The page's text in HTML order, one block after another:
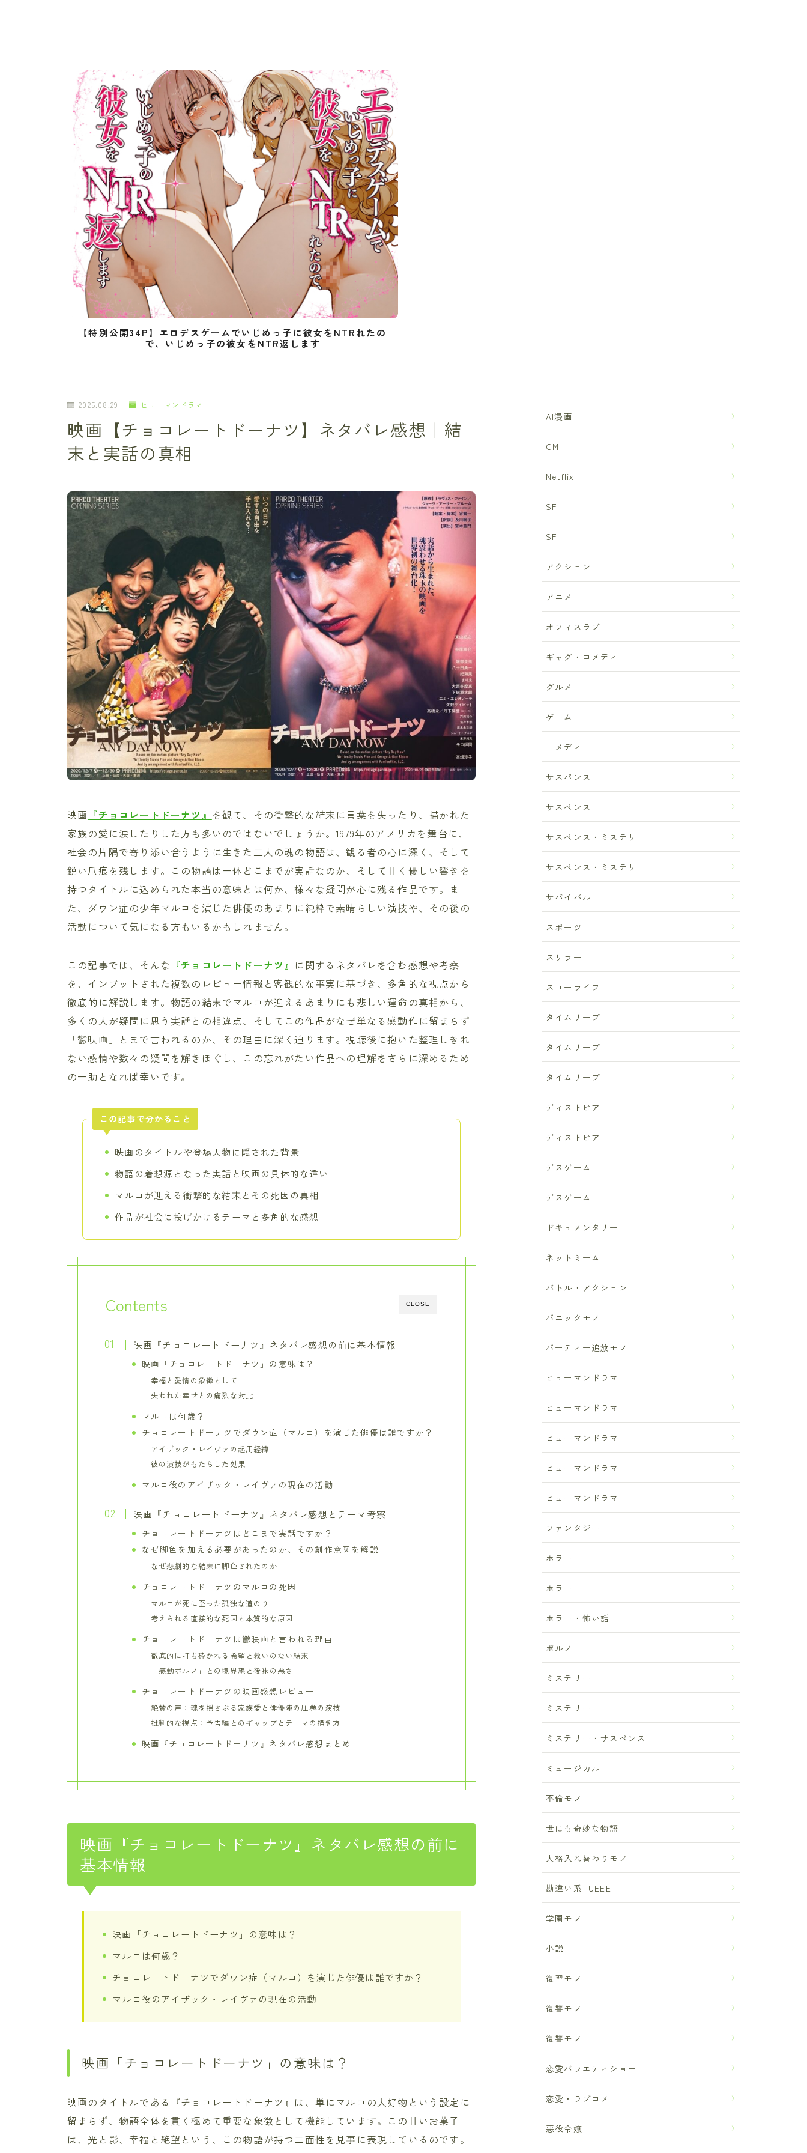
【特別公開34P】エロデスゲームでいじめっ子に彼女をNTRれたの
で、いじめっ子の彼女をNTR返します
2025.08.29 ヒューマンドラマ
映画【チョコレートドーナツ】ネタバレ感想｜結
末と実話の真相
映画 『チョコレートドーナツ』 を観て、その衝撃的な結末に言葉を失ったり、描かれた
家族の愛に涙したりした方も多いのではないでしょうか。1979年のアメリカを舞台に、
社会の片隅で寄り添い合うように生きた三人の魂の物語は、観る者の心に深く、そして
鋭い爪痕を残します。この物語は一体どこまでが実話なのか、そして甘く優しい響きを
持つタイトルに込められた本当の意味とは何か、様々な疑問が心に残る作品です。ま
た、ダウン症の少年マルコを演じた俳優のあまりに純粋で素晴らしい演技や、その後の
活動について気になる方もいるかもしれません。
この記事では、そんな 『チョコレートドーナツ』 に関するネタバレを含む感想や考察
を、インプットされた複数のレビュー情報と客観的な事実に基づき、多角的な視点から
徹底的に解説します。物語の結末でマルコが迎えるあまりにも悲しい運命の真相から、
多くの人が疑問に思う実話との相違点、そしてこの作品がなぜ単なる感動作に留まらず
「鬱映画」とまで言われるのか、その理由に深く迫ります。視聴後に抱いた整理しきれ
ない感情や数々の疑問を解きほぐし、この忘れがたい作品への理解をさらに深めるため
の一助となれば幸いです。
この記事で分かること
映画のタイトルや登場人物に隠された背景
物語の着想源となった実話と映画の具体的な違い
マルコが迎える衝撃的な結末とその死因の真相
作品が社会に投げかけるテーマと多角的な感想
CLOSE
Contents
映画『チョコレートドーナツ』ネタバレ感想の前に基本情報
映画「チョコレートドーナツ」の意味は？
幸福と愛情の象徴として
失われた幸せとの痛烈な対比
マルコは何歳？
チョコレートドーナツでダウン症（マルコ）を演じた俳優は誰ですか？
アイザック・レイヴァの起用経緯
彼の演技がもたらした効果
マルコ役のアイザック・レイヴァの現在の活動
映画『チョコレートドーナツ』ネタバレ感想とテーマ考察
チョコレートドーナツはどこまで実話ですか？
なぜ脚色を加える必要があったのか、その創作意図を解説
なぜ悲劇的な結末に脚色されたのか
チョコレートドーナツのマルコの死因
マルコが死に至った孤独な道のり
考えられる直接的な死因と本質的な原因
チョコレートドーナツは鬱映画と言われる理由
徹底的に打ち砕かれる希望と救いのない結末
「感動ポルノ」との境界線と後味の悪さ
チョコレートドーナツの映画感想レビュー
絶賛の声：魂を揺さぶる家族愛と俳優陣の圧巻の演技
批判的な視点：予告編とのギャップとテーマの描き方
映画『チョコレートドーナツ』ネタバレ感想まとめ
映画『チョコレートドーナツ』ネタバレ感想の前に
基本情報
映画「チョコレートドーナツ」の意味は？
マルコは何歳？
チョコレートドーナツでダウン症（マルコ）を演じた俳優は誰ですか？
マルコ役のアイザック・レイヴァの現在の活動
映画「チョコレートドーナツ」の意味は？
映画のタイトルである『チョコレートドーナツ』は、単にマルコの大好物という設定に
留まらず、物語全体を貫く極めて重要な象徴として機能しています。この甘いお菓子
は、光と影、幸福と絶望という、この物語が持つ二面性を見事に表現しているのです。
AI漫画
CM
Netflix
SF
SF
アクション
アニメ
オフィスラブ
ギャグ・コメディ
グルメ
ゲーム
コメディ
サスパンス
サスペンス
サスペンス・ミステリ
サスペンス・ミステリー
サバイバル
スポーツ
スリラー
スローライフ
タイムリープ
タイムリープ
タイムリープ
ディストピア
ディストピア
デスゲーム
デスゲーム
ドキュメンタリー
ネットミーム
バトル・アクション
パニックモノ
パーティー追放モノ
ヒューマンドラマ
ヒューマンドラマ
ヒューマンドラマ
ヒューマンドラマ
ヒューマンドラマ
ファンタジー
ホラー
ホラー
ホラー・怖い話
ポルノ
ミステリー
ミステリー
ミステリー・サスペンス
ミュージカル
不倫モノ
世にも奇妙な物語
人格入れ替わりモノ
勘違い系TUEEE
学園モノ
小説
復習モノ
復讐モノ
復讐モノ
恋愛バラエティショー
恋愛・ラブコメ
悪役令嬢